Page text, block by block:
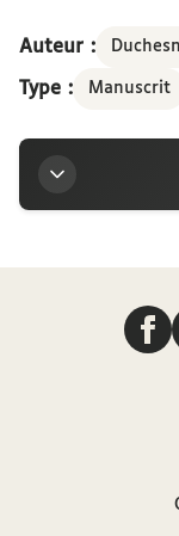
Auteur :
Type : Manuscrit
Titre
Lettre de Mgr
Arconati-